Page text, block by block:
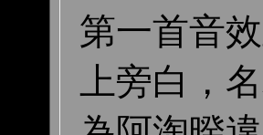
第一首音
上旁白，